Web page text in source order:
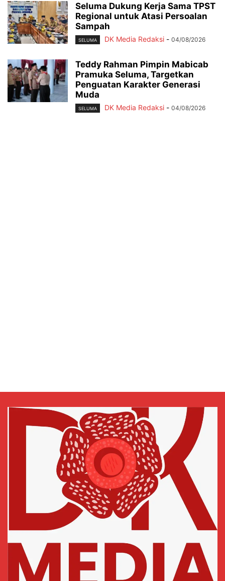
Seluma Dukung Kerja Sama TPST
Regional untuk Atasi Persoalan
Sampah
SELUMA DK Media Redaksi - 04/08/2026
Teddy Rahman Pimpin Mabicab
Pramuka Seluma, Targetkan
Penguatan Karakter Generasi
Muda
SELUMA DK Media Redaksi - 04/08/2026